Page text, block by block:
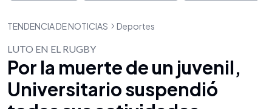
TENDENCIA DE NOTICIAS Deportes
LUTO EN EL RUGBY
Por la muerte de un juvenil,
Universitario suspendió